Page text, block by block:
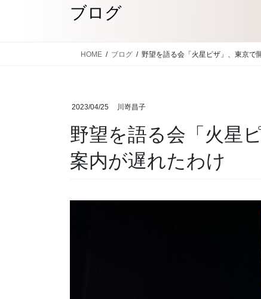
ブログ
HOME ブログ 野望を語る会「火星ピザ」、東京で
2023/04/25 川嵜昌子
野望を語る会「火星
案内が遅れたわけ